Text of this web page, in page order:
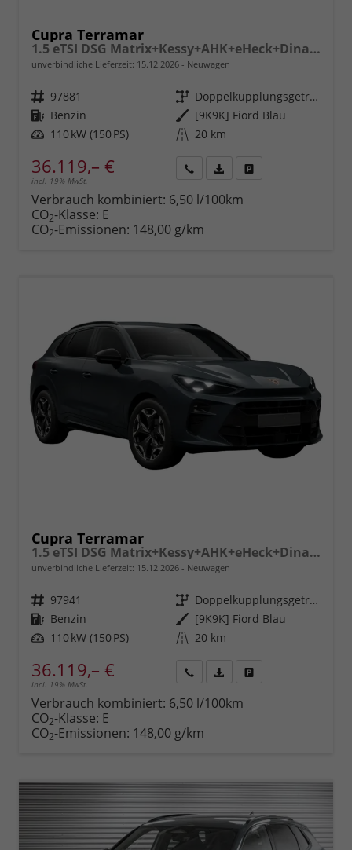
Cupra Terramar
1.5 eTSI DSG Matrix+Kessy+AHK+eHeck+Dinamica+CarPlay+eHeck+GV5
unverbindliche Lieferzeit: 15.12.2026 Neuwagen
Fahrzeugnr. 97881 Getriebe
Doppelkupplungsgetriebe (DSG)
Kraftstoff Benzin Außenfarbe [9K9K] Fiord Blau
Leistung 110 kW (150 PS) Kilometerstand 20 km
36.119,– €
incl. 19% MwSt.
anfordern
Datei,
Verbrauch kombiniert: 6,50 l/100km
CO2-Klasse: E
CO2-Emissionen: 148,00 g/km
Cupra Terramar
1.5 eTSI DSG Matrix+Kessy+AHK+eHeck+Dinamica+CarPlay+eHeck+GV5
unverbindliche Lieferzeit: 15.12.2026 Neuwagen
Fahrzeugnr. 97941 Getriebe
Doppelkupplungsgetriebe (DSG)
Kraftstoff Benzin Außenfarbe [9K9K] Fiord Blau
Leistung 110 kW (150 PS) Kilometerstand 20 km
36.119,– €
incl. 19% MwSt.
anfordern
Datei,
Verbrauch kombiniert: 6,50 l/100km
CO2-Klasse: E
CO2-Emissionen: 148,00 g/km